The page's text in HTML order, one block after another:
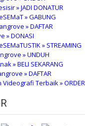
» JADI DONATUR
» GABUNG
» DAFTAR
» DONASI
» STREAMING
» UNDUH
» BELI SEKARANG
» DAFTAR
Terbaik » ORDER